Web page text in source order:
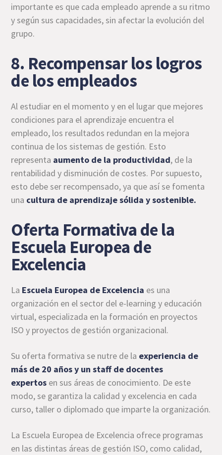
importante es que cada empleado aprende a su ritmo
y según sus capacidades, sin afectar la evolución del
grupo.
8. Recompensar los logros
de los empleados
Al estudiar en el momento y en el lugar que mejores
condiciones para el aprendizaje encuentra el
empleado, los resultados redundan en la mejora
continua de los sistemas de gestión. Esto
representa aumento de la productividad, de la
rentabilidad y disminución de costes. Por supuesto,
esto debe ser recompensado, ya que así se fomenta
una cultura de aprendizaje sólida y sostenible.
Oferta Formativa de la
Escuela Europea de
Excelencia
La Escuela Europea de Excelencia es una
organización en el sector del e-learning y educación
virtual, especializada en la formación en proyectos
ISO y proyectos de gestión organizacional.
Su oferta formativa se nutre de la experiencia de
más de 20 años y un staff de docentes
expertos en sus áreas de conocimiento. De este
modo, se garantiza la calidad y excelencia en cada
curso, taller o diplomado que imparte la organización.
La Escuela Europea de Excelencia ofrece programas
en las distintas áreas de gestión ISO, como calidad,